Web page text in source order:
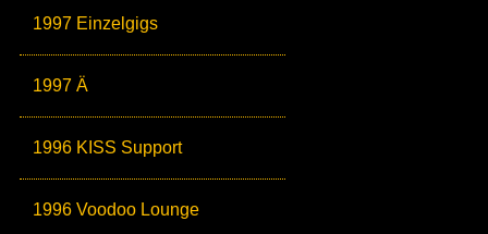
1997 Einzelgigs
1997 Ä
1996 KISS Support
1996 Voodoo Lounge